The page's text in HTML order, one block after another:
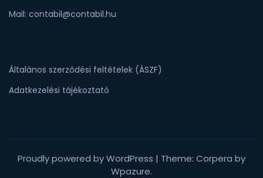
Mail: contabil@contabil.hu
Általános szerződési feltételek (ÁSZF)
Adatkezelési tájékoztató
Proudly powered by WordPress | Theme: Corpera by
Wpazure.